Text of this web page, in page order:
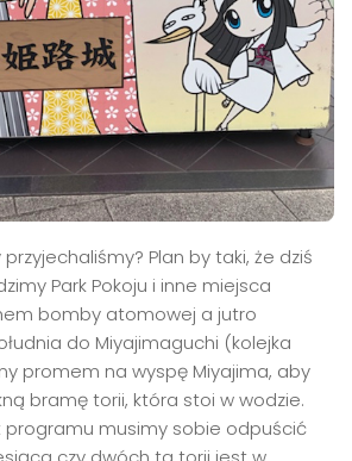
Plan by taki, że dziś
Park Pokoju i inne miejsca
bomby atomowej a jutro
do Miyajimaguchi (kolejka
promem na wyspę Miyajima, aby
bramę torii, która stoi w wodzie.
programu musimy sobie odpuścić